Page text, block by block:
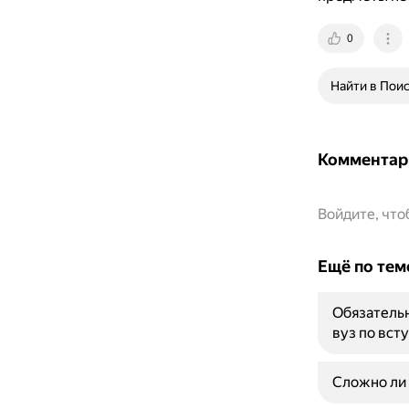
0
Найти в
Войдите,
Ещё по
вуз по
Сложно ли